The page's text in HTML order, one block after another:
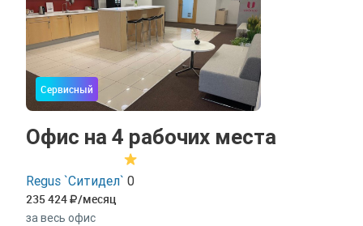
Сервисный
Офис на 4 рабочих места
Regus `Ситидел` 0
235 424 /месяц
за весь офис